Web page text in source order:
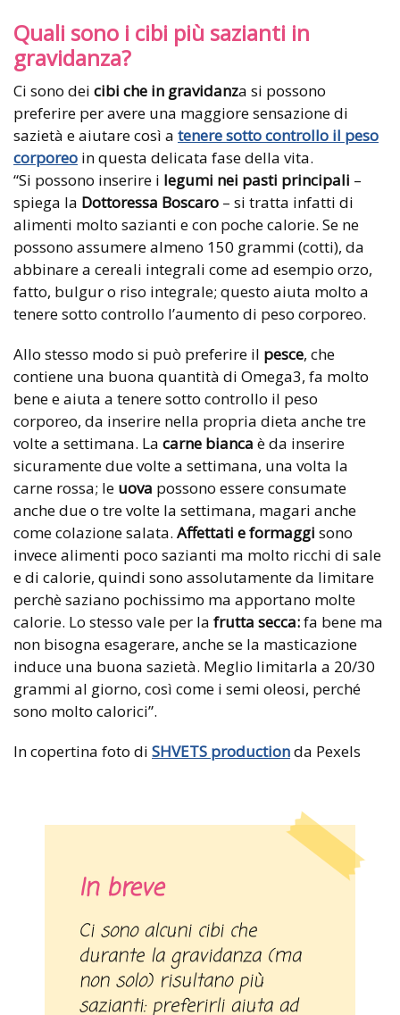
Quali sono i cibi più sazianti in
gravidanza?
Ci sono dei cibi che in gravidanza si possono
preferire per avere una maggiore sensazione di
sazietà e aiutare così a tenere sotto controllo il peso
corporeo in questa delicata fase della vita.
“Si possono inserire i legumi nei pasti principali –
spiega la Dottoressa Boscaro – si tratta infatti di
alimenti molto sazianti e con poche calorie. Se ne
possono assumere almeno 150 grammi (cotti), da
abbinare a cereali integrali come ad esempio orzo,
fatto, bulgur o riso integrale; questo aiuta molto a
tenere sotto controllo l’aumento di peso corporeo.
Allo stesso modo si può preferire il pesce, che
contiene una buona quantità di Omega3, fa molto
bene e aiuta a tenere sotto controllo il peso
corporeo, da inserire nella propria dieta anche tre
volte a settimana. La carne bianca è da inserire
sicuramente due volte a settimana, una volta la
carne rossa; le uova possono essere consumate
anche due o tre volte la settimana, magari anche
come colazione salata. Affettati e formaggi sono
invece alimenti poco sazianti ma molto ricchi di sale
e di calorie, quindi sono assolutamente da limitare
perchè saziano pochissimo ma apportano molte
calorie. Lo stesso vale per la frutta secca:fa bene ma
non bisogna esagerare, anche se la masticazione
induce una buona sazietà. Meglio limitarla a 20/30
grammi al giorno, così come i semi oleosi, perché
sono molto calorici”.
In copertina foto di SHVETS productionda Pexels
In breve
Ci sono alcuni cibi che
durante la gravidanza (ma
non solo) risultano più
sazianti: preferirli aiuta ad